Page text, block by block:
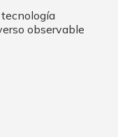
observable